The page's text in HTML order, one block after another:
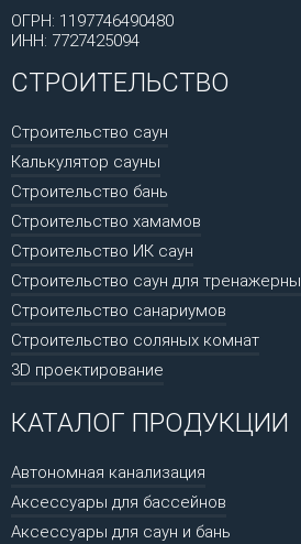
ОГРН: 1197746490480
ИНН: 7727425094
СТРОИТЕЛЬСТВО
Строительство саун
Калькулятор сауны
Строительство бань
Строительство хамамов
Строительство ИК саун
Строительство саун для
Строительство санариумов
Строительство соляных комнат
3D проектирование
КАТАЛОГ ПРОДУКЦИИ
Автономная канализация
Аксессуары для бассейнов
Аксессуары для саун и бань